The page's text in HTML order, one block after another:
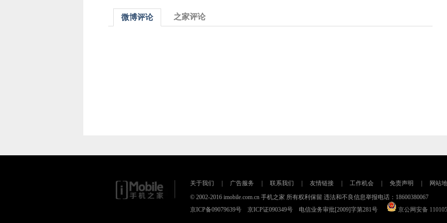
微博评论 之家评论
关于我们 广告服务 联系我们 友情链接 工作机会 免责声明 网站
© 2002-2016 imobile.com.cn 手机之家 所有权利保留 违法和不良信息举报电话：18600380067
京ICP备09079639号 京ICP证090349号 电信业务审批[2009]字第281号
京公网安备